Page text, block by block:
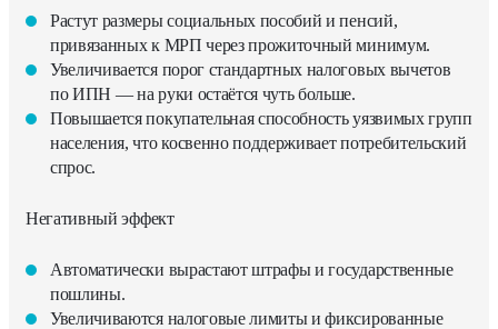
Растут размеры социальных пособий и пенсий,
привязанных к МРП через прожиточный минимум.
Увеличивается порог стандартных налоговых вычетов
по ИПН — на руки остаётся чуть больше.
Повышается покупательная способность уязвимых групп
населения, что косвенно поддерживает потребительский
спрос.
Негативный эффект
Автоматически вырастают штрафы и государственные
пошлины.
Увеличиваются налоговые лимиты и фиксированные